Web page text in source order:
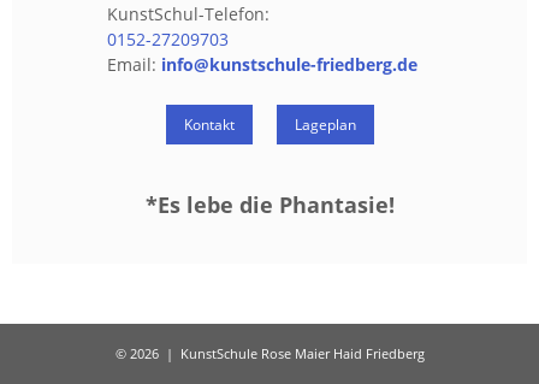
Kunst­Schul-Te­le­fon:
0152-27209703
Email: info@​kunstschule-​friedberg.​de
Kon­takt La­ge­plan
*Es lebe die Phan­ta­sie!
© 2026 | KunstSchule Rose Maier Haid Friedberg